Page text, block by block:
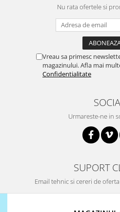
Nu rata ofertele si
Vreau sa primesc
magazinului. Afla mai
Confidentialitate
Urmareste-ne in
SUPORT
Email tehnic si cereri de